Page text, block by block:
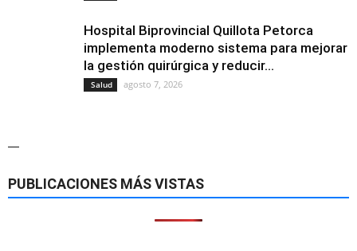
Hospital Biprovincial Quillota Petorca
implementa moderno sistema para mejorar
la gestión quirúrgica y reducir...
Salud agosto 7, 2026
—
PUBLICACIONES MÁS VISTAS